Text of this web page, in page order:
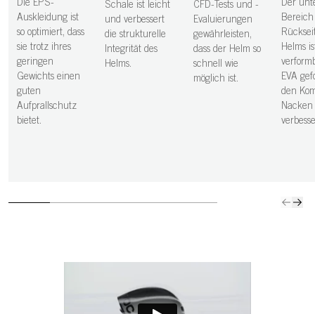
Die EPS-
Auskleidung ist
so optimiert, dass
sie trotz ihres
geringen
Gewichts einen
guten
Aufprallschutz
bietet.
Schale ist leicht
und verbessert
die strukturelle
Integrität des
Helms.
CFD-Tests und -
Evaluierungen
gewährleisten,
dass der Helm so
schnell wie
möglich ist.
Der
Helms
EVA
den